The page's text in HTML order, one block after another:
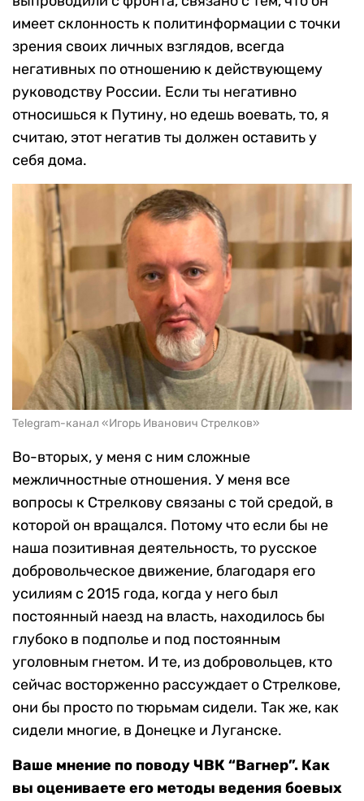
имеет склонность к политинформации с точки
зрения своих личных взглядов, всегда
негативных по отношению к действующему
руководству России. Если ты негативно
относишься к Путину, но едешь воевать, то, я
считаю, этот негатив ты должен оставить у
себя дома.
Telegram-канал «Игорь Иванович Стрелков»
Во-вторых, у меня с ним сложные
межличностные отношения. У меня все
вопросы к Стрелкову связаны с той средой, в
которой он вращался. Потому что если бы не
наша позитивная деятельность, то русское
добровольческое движение, благодаря его
усилиям с 2015 года, когда у него был
постоянный наезд на власть, находилось бы
глубоко в подполье и под постоянным
уголовным гнетом. И те, из добровольцев, кто
сейчас восторженно рассуждает о Стрелкове,
они бы просто по тюрьмам сидели. Так же, как
сидели многие, в Донецке и Луганске.
Ваше мнение по поводу ЧВК “Вагнер”. Как
вы оцениваете его методы ведения боевых